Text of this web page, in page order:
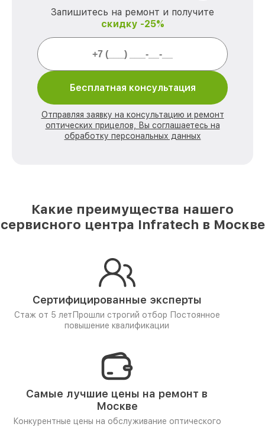
Запишитесь на ремонт и получите
скидку -25%
Бесплатная консультация
Отправляя заявку на консультацию и ремонт
оптических прицелов, Вы соглашаетесь на
обработку персональных данных
Какие преимущества нашего
сервисного центра Infratech в Москве
Сертифицированные эксперты
Стаж от 5 лет Прошли строгий отбор Постоянное
повышение квалификации
Самые лучшие цены на ремонт в
Москве
Конкурентные цены на обслуживание оптического